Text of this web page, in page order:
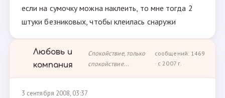
если на сумочку можна наклеить, то мне тогда 2
штуки безниковых, чтобы клеилась снаружи
Любовь и
компания
Спокойствие, только
спокойствие...
сообщений: 1469
· с 2007 г.
3 сентября 2008, 03:37